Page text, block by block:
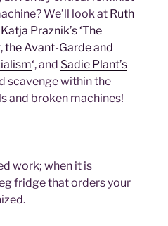
We’ll look at Ruth
Katja Praznik’s ‘The
Avant-Garde and
‘, and Sadie Plant’s
scavenge within the
and broken machines!
work; when it is
fridge that orders your